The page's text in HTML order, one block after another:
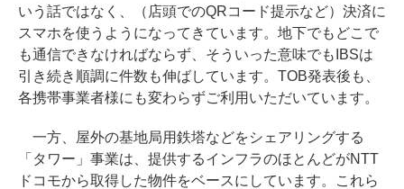
いう話ではなく、（店頭でのQRコード提示など）決済に
スマホを使うようになってきています。地下でもどこで
も通信できなければならず、そういった意味でもIBSは
引き続き順調に件数も伸ばしています。TOB発表後も、
各携帯事業者様にも変わらずご利用いただいています。
一方、屋外の基地局用鉄塔などをシェアリングする
「タワー」事業は、提供するインフラのほとんどがNTT
ドコモから取得した物件をベースにしています。これら